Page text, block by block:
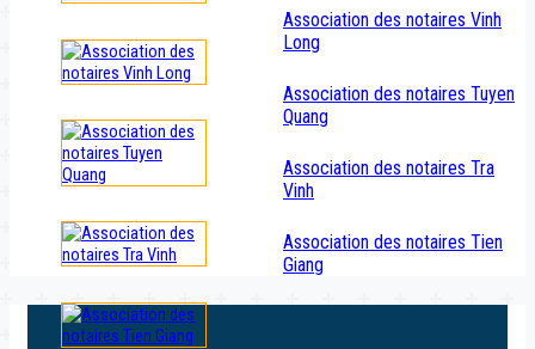
Association des notaires Vinh
Long
Association des notaires Tuyen
Quang
Association des notaires Tra
Vinh
Association des notaires Tien
Giang